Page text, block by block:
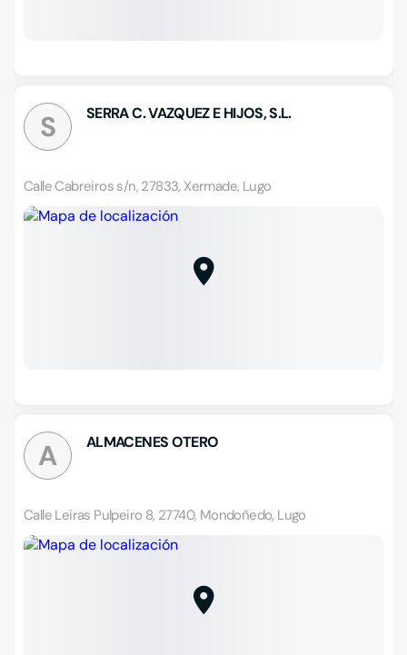
S SERRA C. VAZQUEZ E HIJOS, S.L.
Calle Cabreiros s/n, 27833, Xermade, Lugo
A ALMACENES OTERO
Calle Leiras Pulpeiro 8, 27740, Mondoñedo, Lugo